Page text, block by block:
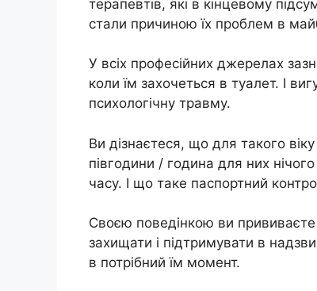
терапевтів, які в кінцевому
стали причиною їх проблем в
У всіх професійних джерелах
коли їм захочеться в туалет. І
психологічну травму.
Ви дізнаєтеся, що для такого
півгодини / година для них
часу. І що таке паспортний
Своєю поведінкою ви прививаєте
захищати і підтримувати в
в потрібний їм момент.